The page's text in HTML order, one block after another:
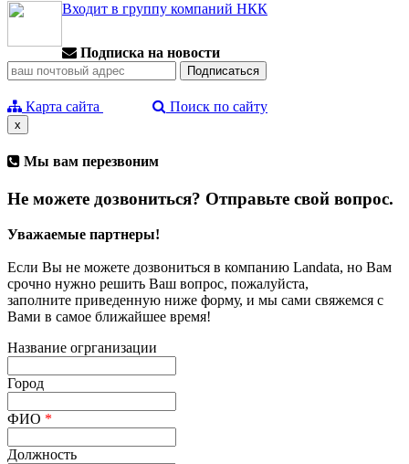
Входит в группу компаний НКК
Подписка на новости
Карта сайта Поиск по сайту
x
Мы вам перезвоним
Не можете дозвониться? Отправьте свой вопрос.
Уважаемые партнеры!
Если Вы не можете дозвониться в компанию Landata, но Вам
срочно нужно решить Ваш вопрос, пожалуйста,
заполните приведенную ниже форму, и мы сами свяжемся с
Вами в самое ближайшее время!
Название огрганизации
Город
ФИО *
Должность